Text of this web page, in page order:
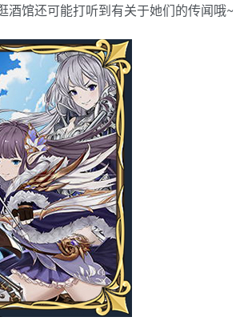
馆还可能打听到有关于她们的传闻哦~